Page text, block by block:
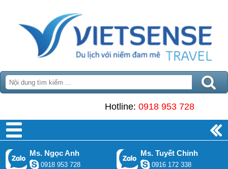
Hotline: 0918 953 728
Ms. Ngọc Anh
0918 953 728
Ms. Tuyết Chinh
0916 172 338